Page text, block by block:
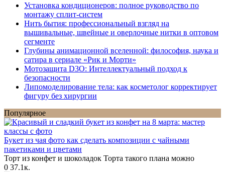
Установка кондиционеров: полное руководство по
монтажу сплит-систем
Нить бытия: профессиональный взгляд на
вышивальные, швейные и оверлочные нитки в оптовом
сегменте
Глубины анимационной вселенной: философия, наука и
сатира в сериале «Рик и Морти»
Мотозащита D3O: Интеллектуальный подход к
безопасности
Липомоделирование тела: как косметолог корректирует
фигуру без хирургии
Популярное
Букет из чая фото как сделать композиции с чайными
пакетиками и цветами
Торт из конфет и шоколадок Торта такого плана можно
0 37.1к.